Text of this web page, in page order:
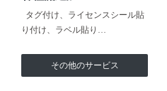
タグ付け、ライセンスシール貼
り付け、ラベル貼り…
その他のサービス